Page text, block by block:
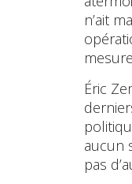
n’ait
Éric
aucun
pas